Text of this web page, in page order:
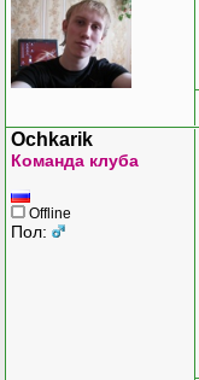
Ochkarik
Команда клуба
Offline
Пол: